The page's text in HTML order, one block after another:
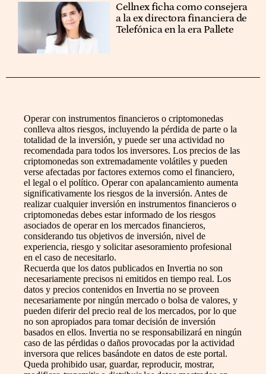
Cellnex ficha como consejera
a la ex directora financiera de
Telefónica en la era Pallete
Operar con instrumentos financieros o criptomonedas
conlleva altos riesgos, incluyendo la pérdida de parte o la
totalidad de la inversión, y puede ser una actividad no
recomendada para todos los inversores. Los precios de las
criptomonedas son extremadamente volátiles y pueden
verse afectadas por factores externos como el financiero,
el legal o el político. Operar con apalancamiento aumenta
significativamente los riesgos de la inversión. Antes de
realizar cualquier inversión en instrumentos financieros o
criptomonedas debes estar informado de los riesgos
asociados de operar en los mercados financieros,
considerando tus objetivos de inversión, nivel de
experiencia, riesgo y solicitar asesoramiento profesional
en el caso de necesitarlo.
Recuerda que los datos publicados en Invertia no son
necesariamente precisos ni emitidos en tiempo real. Los
datos y precios contenidos en Invertia no se proveen
necesariamente por ningún mercado o bolsa de valores, y
pueden diferir del precio real de los mercados, por lo que
no son apropiados para tomar decisión de inversión
basados en ellos. Invertia no se responsabilizará en ningún
caso de las pérdidas o daños provocadas por la actividad
inversora que relices basándote en datos de este portal.
Queda prohibido usar, guardar, reproducir, mostrar,